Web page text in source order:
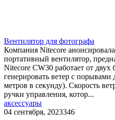
Вентилятор для фотографа
Компания Nitecore
портативный вентилятор,
Nitecore CW30 работает от
генерировать ветер с порывами
метров в секунду). Скорость
ручки управления, котор...
аксессуары
04 сентября, 2023346